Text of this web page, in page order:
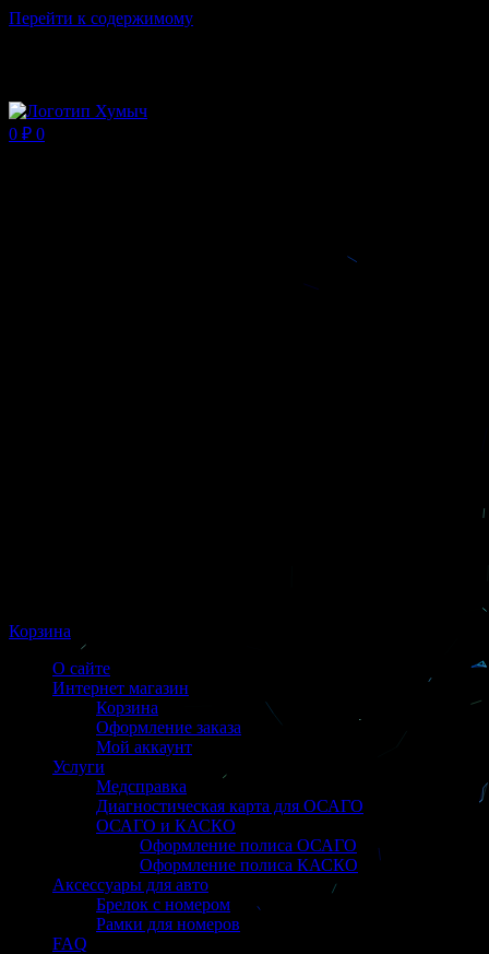
Перейти к содержимому
0 ₽ 0
Корзина
О сайте
Интернет магазин
Корзина
Оформление заказа
Мой аккаунт
Услуги
Медсправка
Диагностическая карта для ОСАГО
ОСАГО и КАСКО
Оформление полиса ОСАГО
Оформление полиса КАСКО
Аксессуары для авто
Брелок с номером
Рамки для номеров
FAQ